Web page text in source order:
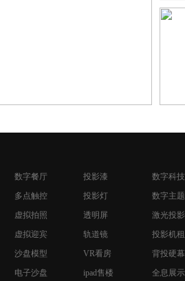
数字餐厅 投影漆
数字科
多点触控 投影灯
数字主
虚拟拍照 透明屏
激光投
虚拟迎宾 轨道镜
投影机
沙盘模型 VR看房
背投硬幕
电子沙盘 ipad售楼
全息展